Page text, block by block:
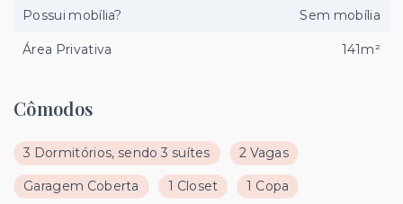
Cômodos
3 Dormitórios, sendo 3 suítes 2 Vagas
Garagem Coberta 1 Closet 1 Copa
Possui mobília? Sem mobília
Área Privativa 141m²